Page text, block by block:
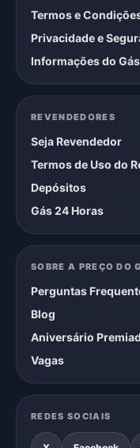
Termos e
Privacidade e
Informações do Gás
REVENDEDORES
Seja Revendedor
Termos de Uso do
Depósitos
Gás 24 Horas
SOBRE A PREÇO DO
Perguntas
Blog
Aniversário
Vagas
REDES SOCIAIS